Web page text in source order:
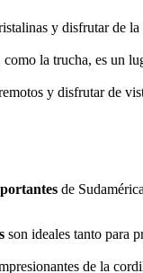
y disfrutar de
la trucha, es un
y disfrutar de
de
son ideales tanto para
de la